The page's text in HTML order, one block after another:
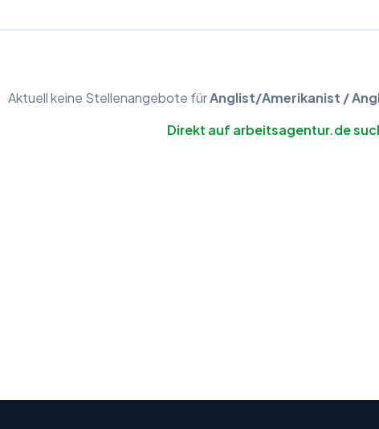
Aktuell keine Stellenangebote fürAnglist/Amerikanist /
Direkt auf arbeitsagentur.de